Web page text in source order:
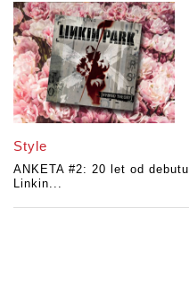
Style
ANKETA #2: 20 let od debutu
Linkin...